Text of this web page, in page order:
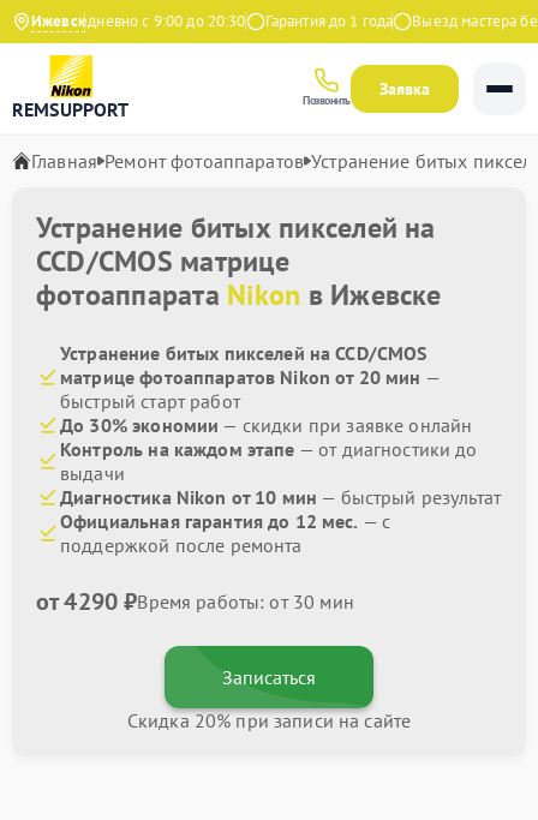
Ижевск
Ежедневно с 9:00 до 20:30 Гарантия до 1 года Выезд мастера
REMSUPPORT Позвонить
Заявка
Главная Ремонт фотоаппаратов Устранение битых
Устранение битых пикселей на
CCD/CMOS матрице
фотоаппарата Nikon в Ижевске
Устранение битых пикселей на CCD/CMOS
матрице фотоаппаратов Nikon от 20 мин —
быстрый старт работ
До 30% экономии — скидки при заявке онлайн
Контроль на каждом этапе — от диагностики до
выдачи
Диагностика Nikon от 10 мин — быстрый результат
Официальная гарантия до 12 мес. — с
поддержкой после ремонта
от 4290 ₽Время работы: от 30 мин
Записаться
Скидка 20% при записи на сайте